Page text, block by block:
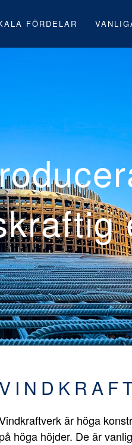
FÖRDELAR
är höga
på höga höjder. De är